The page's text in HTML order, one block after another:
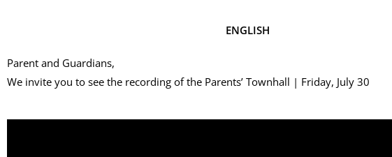
ENGLISH
Parent and Guardians,
We invite you to see the recording of the Parents’ Townhall | Friday, July 30